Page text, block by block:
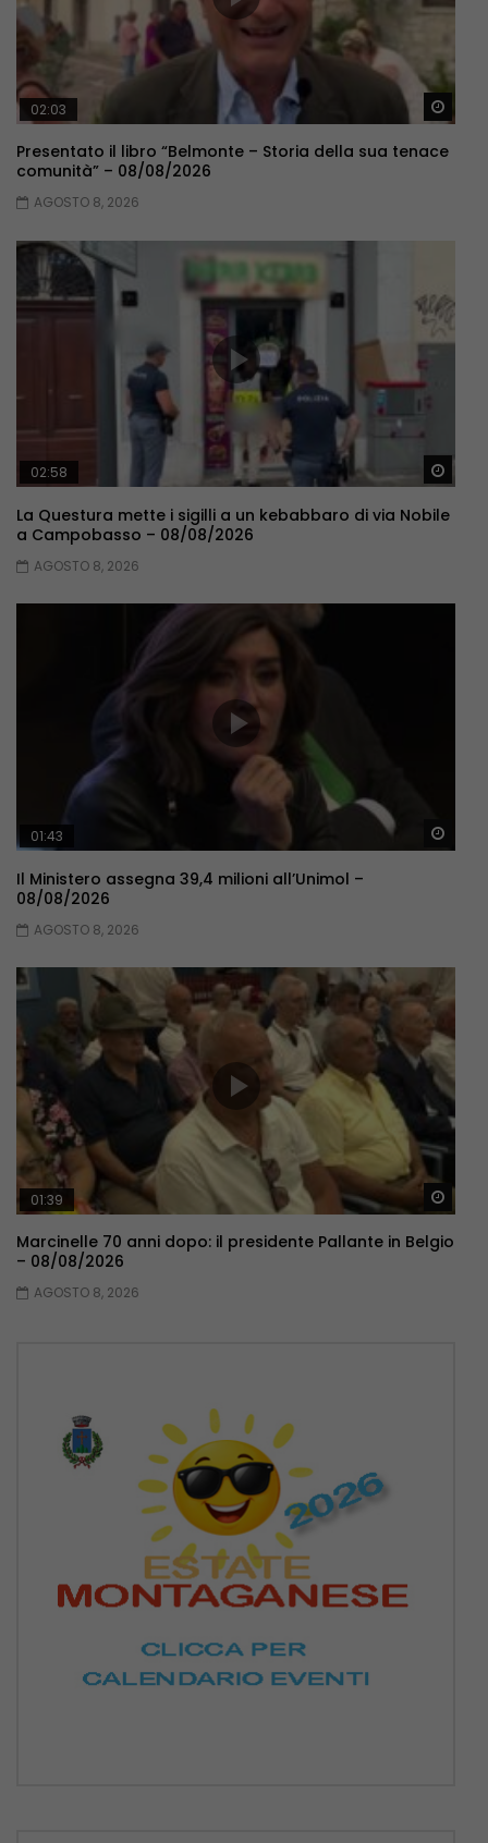
02:03
Presentato il libro “Belmonte – Storia della sua tenace
comunità” – 08/08/2026
AGOSTO 8, 2026
02:58
La Questura mette i sigilli a un kebabbaro di via Nobile
a Campobasso – 08/08/2026
AGOSTO 8, 2026
01:43
Il Ministero assegna 39,4 milioni all’Unimol –
08/08/2026
AGOSTO 8, 2026
01:39
Marcinelle 70 anni dopo: il presidente Pallante in Belgio
– 08/08/2026
AGOSTO 8, 2026